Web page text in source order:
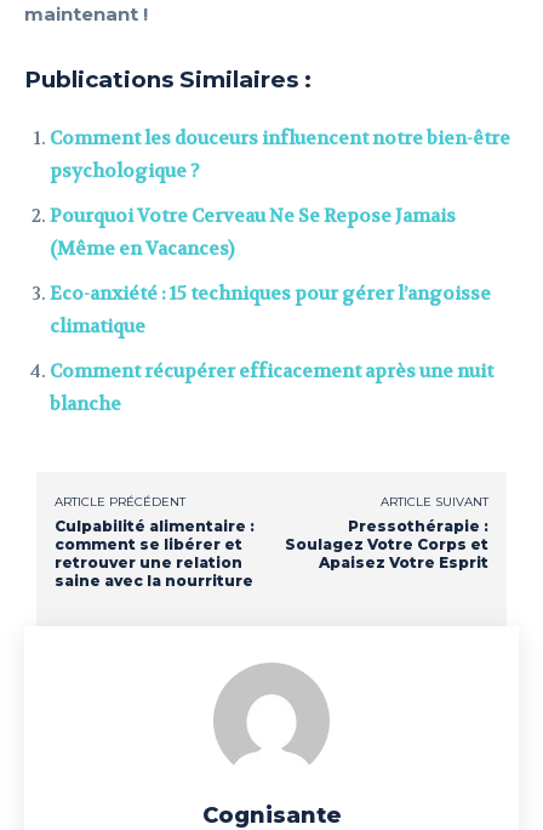
maintenant !
Publications Similaires :
Comment les douceurs influencent notre bien-être
psychologique ?
Pourquoi Votre Cerveau Ne Se Repose Jamais
(Même en Vacances)
Eco-anxiété : 15 techniques pour gérer l’angoisse
climatique
Comment récupérer efficacement après une nuit
blanche
ARTICLE PRÉCÉDENT
Culpabilité alimentaire :
comment se libérer et
retrouver une relation
saine avec la nourriture
ARTICLE SUIVANT
Pressothérapie :
Soulagez Votre Corps et
Apaisez Votre Esprit
Cognisante